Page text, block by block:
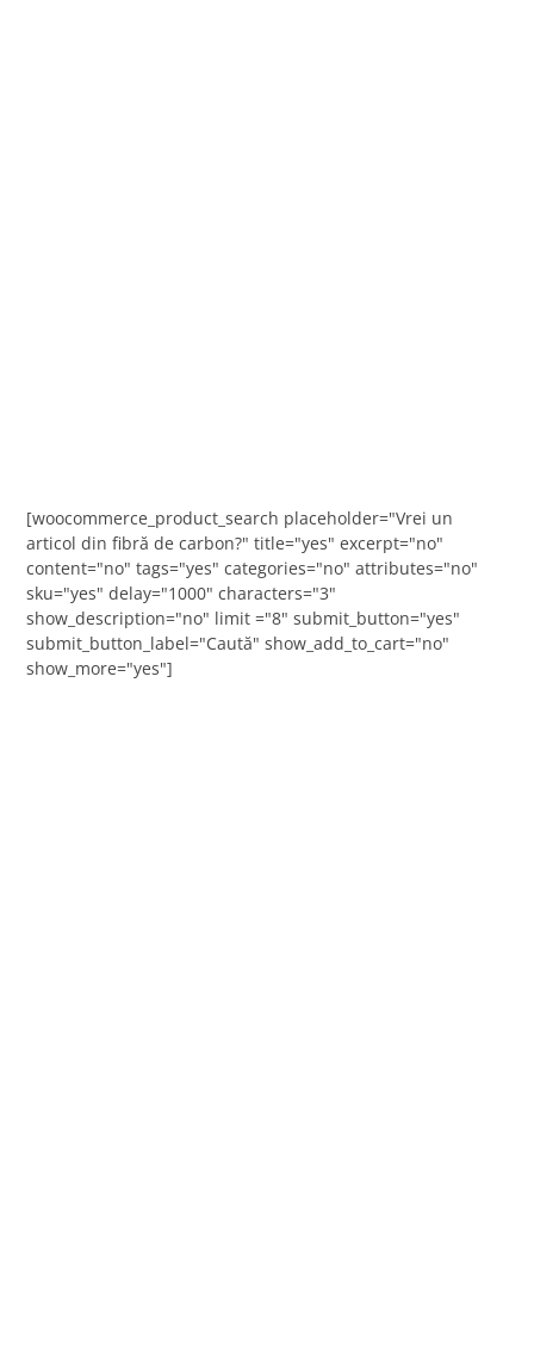
[woocommerce_product_search placeholder="Vrei un
articol din fibră de carbon?" title="yes" excerpt="no"
content="no" tags="yes" categories="no" attributes="no"
sku="yes" delay="1000" characters="3"
show_description="no" limit ="8" submit_button="yes"
submit_button_label="Caută" show_add_to_cart="no"
show_more="yes"]